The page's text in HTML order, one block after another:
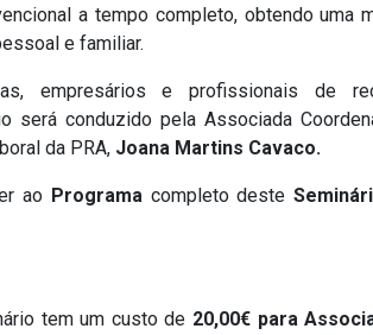
a tempo completo, obtendo uma
e familiar.
empresários e profissionais de
será conduzido pela Associada
da PRA, Joana Martins Cavaco.
ao Programacompleto deste
tem um custo de 20,00€ para